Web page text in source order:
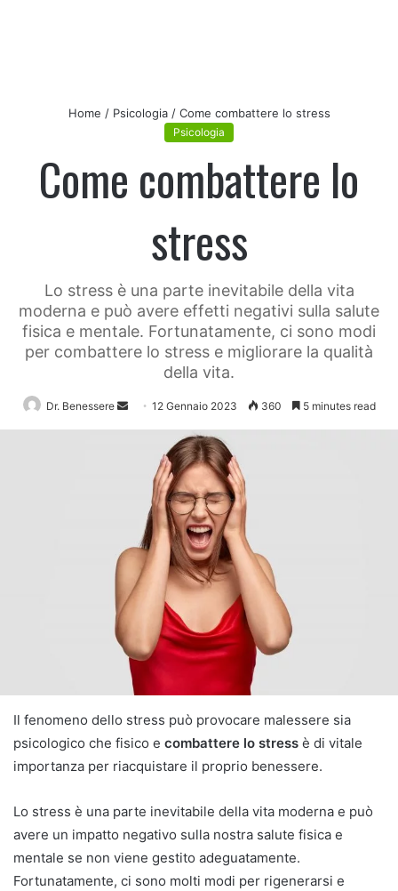
Home / Psicologia/ Come combattere lo stress
Psicologia
Come combattere lo
stress
Lo stress è una parte inevitabile della vita
moderna e può avere effetti negativi sulla salute
fisica e mentale. Fortunatamente, ci sono modi
per combattere lo stress e migliorare la qualità
della vita.
Dr. Benessere
Send
an
12 Gennaio 2023 360 5 minutes read
Il fenomeno dello stress può provocare malessere sia
psicologico che fisico e combattere lo stress è di vitale
importanza per riacquistare il proprio benessere.
Lo stress è una parte inevitabile della vita moderna e può
avere un impatto negativo sulla nostra salute fisica e
mentale se non viene gestito adeguatamente.
Fortunatamente, ci sono molti modi per rigenerarsi e